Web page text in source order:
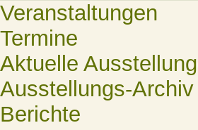
Veranstaltungen
Termine
Aktuelle
Ausstellungs-Archiv
Berichte